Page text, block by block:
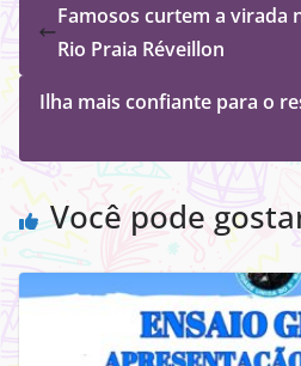
Famosos curtem a virada
Rio Praia Réveillon
Ilha mais confiante para o
Você pode